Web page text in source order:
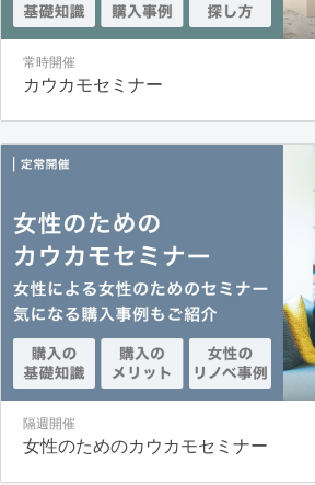
常時開催
カウカモセミナー
隔週開催
女性のためのカウカモセミナー